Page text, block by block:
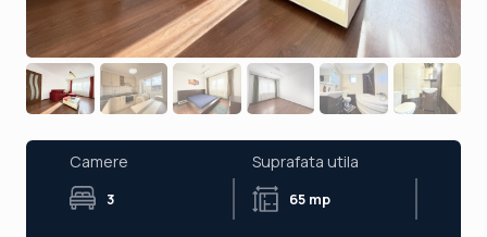
Camere
3
Suprafata utila
65 mp